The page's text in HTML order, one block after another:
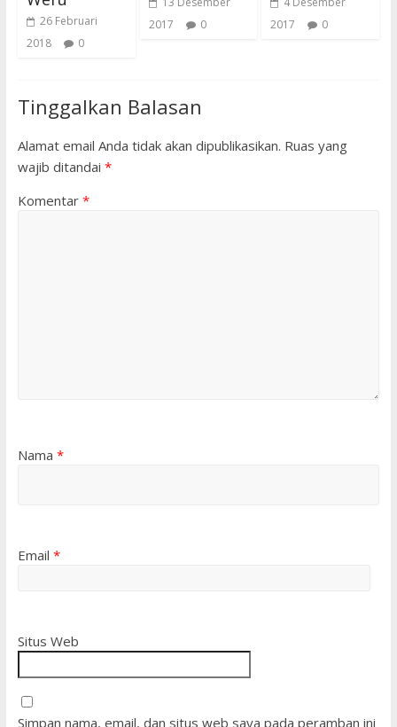
26 Februari
2018
0
2017
0
2017
0
Tinggalkan Balasan
Alamat email Anda tidak akan dipublikasikan. Ruas yang
wajib ditandai *
Komentar *
Nama *
Email *
Situs Web
Simpan nama, email, dan situs web saya pada peramban ini